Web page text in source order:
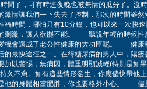
間了，可有時連夜晚也被無情的瓜分了。
激情讓我們一下失去了控制，那次的時間雖
福時間，哪怕只有10分鐘，也可以來一次快
刺激，讓人欲罷不能。 聽說年輕的時候性
愛機會還成了老公性健康的大功臣呢。
的最快途徑之一。在得糖尿病的男人中，
加以警惕，無病因，體重明顯減輕(特別是如
久不愈。如有這些情形發生，你應儘快帶他
是他的身體相當肥胖，你也要格外小心。